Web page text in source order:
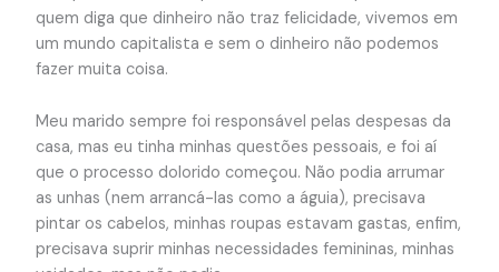
quem diga que dinheiro não traz felicidade, vivemos em
um mundo capitalista e sem o dinheiro não podemos
fazer muita coisa.
Meu marido sempre foi responsável pelas despesas da
casa, mas eu tinha minhas questões pessoais, e foi aí
que o processo dolorido começou. Não podia arrumar
as unhas (nem arrancá-las como a águia), precisava
pintar os cabelos, minhas roupas estavam gastas, enfim,
precisava suprir minhas necessidades femininas, minhas